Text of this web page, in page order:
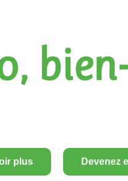
plus Devenez